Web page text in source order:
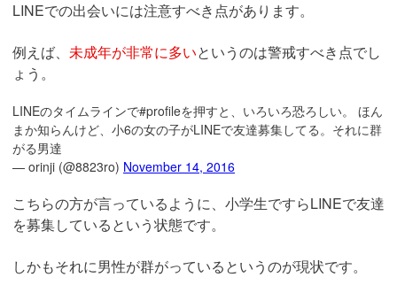
LINEでの出会いには注意すべき点があります。
例えば、 未成年が非常に多いというのは警戒すべき点でし
ょう。
LINEのタイムラインで#profileを押すと、いろいろ恐ろしい。 ほん
まか知らんけど、小6の女の子がLINEで友達募集してる。それに群
がる男達
— orinji (@8823ro) November 14, 2016
こちらの方が言っているように、小学生ですらLINEで友達
を募集しているという状態です。
しかもそれに男性が群がっているというのが現状です。